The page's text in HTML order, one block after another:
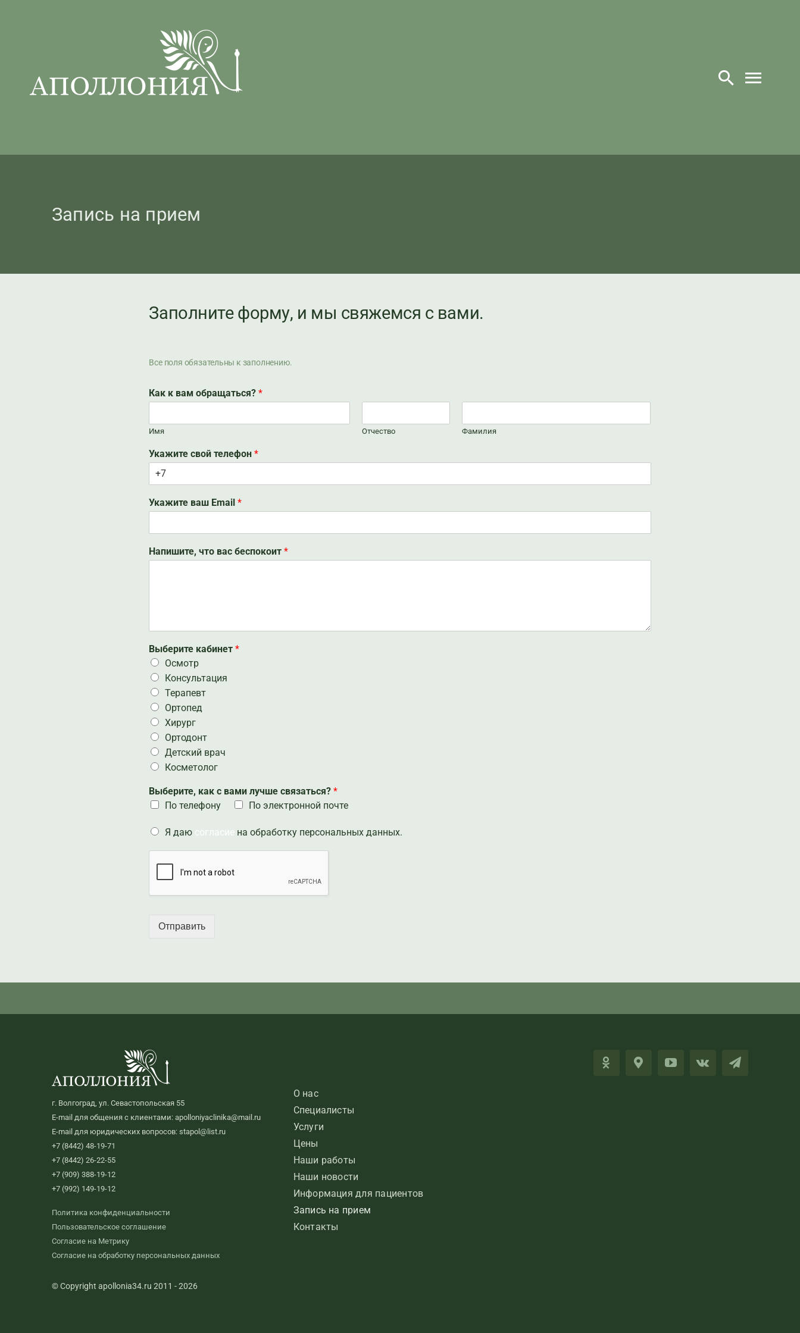
Запись на прием
Заполните форму, и мы свяжемся с вами.
Все поля обязательны к заполнению.
Как к вам обращаться?*
Имя Отчество Фамилия
Укажите свой телефон*
Укажите ваш Email*
Напишите, что вас беспокоит*
Выберите кабинет*
Осмотр
Консультация
Терапевт
Ортопед
Хирург
Ортодонт
Детский врач
Косметолог
Выберите, как с вами лучше связаться?*
По телефону
По электронной почте
Я даю согласие на обработку персональных данных.
Отправить
г. Волгоград, ул. Севастопольская 55
E-mail для общения с клиентами: apolloniyaclinika@mail.ru
E-mail для юридических вопросов: stapol@list.ru
+7 (8442) 48-19-71
+7 (8442) 26-22-55
+7 (909) 388-19-12
+7 (992) 149-19-12
Политика конфиденциальности
Пользовательское соглашение
Согласие на Метрику
Согласие на обработку персональных данных
© Copyright apollonia34.ru 2011 - 2026
О нас
Специалисты
Услуги
Цены
Наши работы
Наши новости
Информация для пациентов
Запись на прием
Контакты